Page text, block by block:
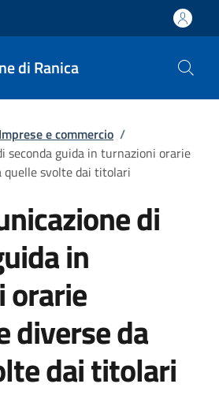
di Ranica
Imprese e commercio /
seconda guida in turnazioni orarie
quelle svolte dai titolari
di
in
orarie
diverse da
dai titolari